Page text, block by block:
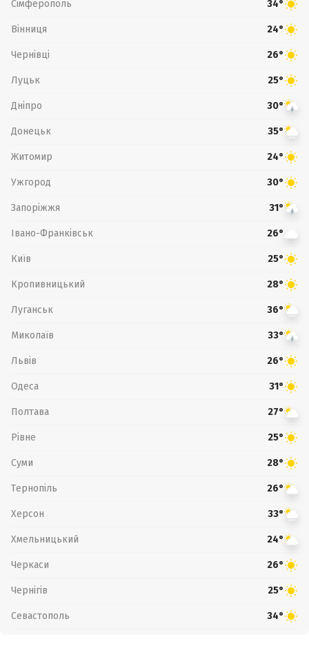
Сімферополь 34°
Вінниця 24°
Чернівці 26°
Луцьк 25°
Дніпро 30°
Донецьк 35°
Житомир 24°
Ужгород 30°
Запоріжжя 31°
Івано-Франківськ 26°
Київ 25°
Кропивницький 28°
Луганськ 36°
Миколаїв 33°
Львів 26°
Одеса 31°
Полтава 27°
Рівне 25°
Суми 28°
Тернопіль 26°
Херсон 33°
Хмельницький 24°
Черкаси 26°
Чернігів 25°
Севастополь 34°